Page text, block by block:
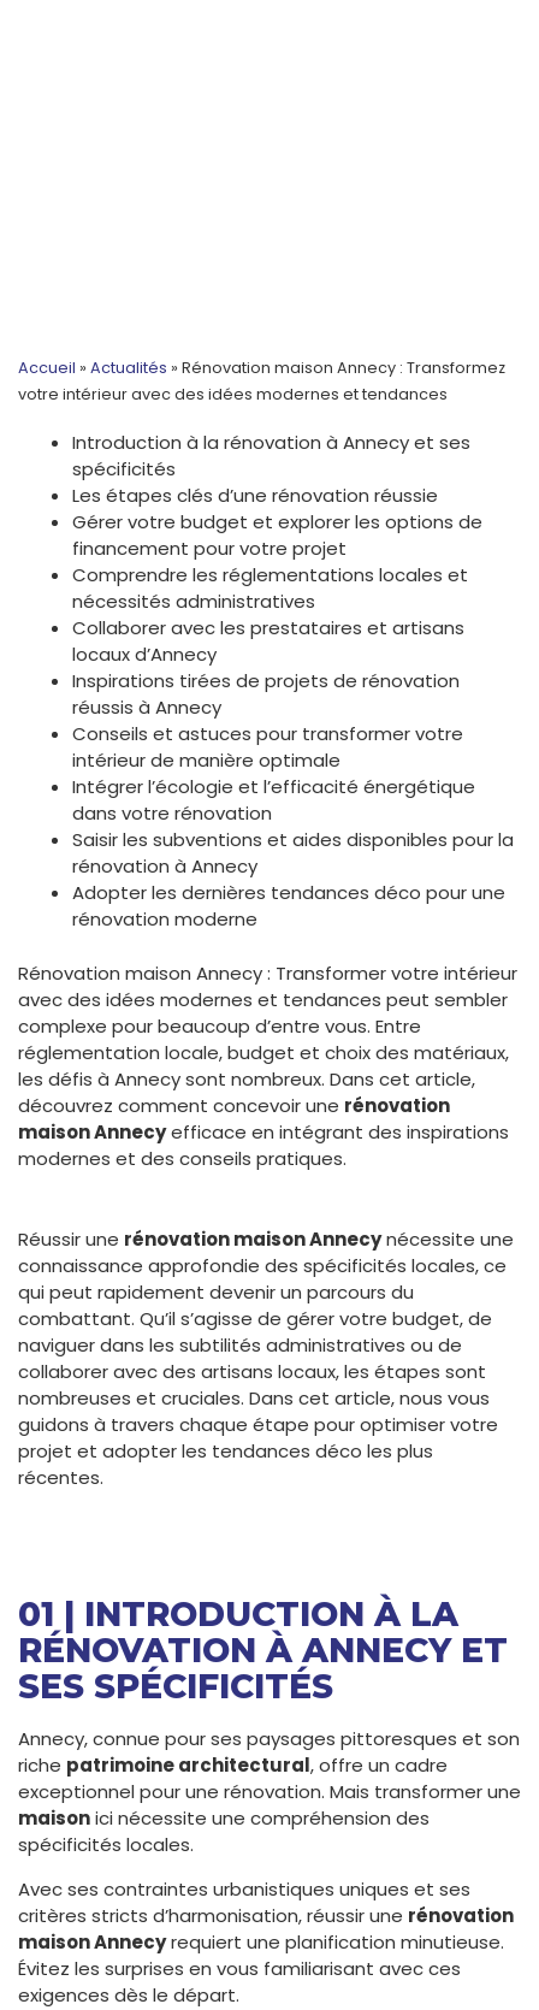
Accueil » Actualités » Rénovation maison Annecy : Transformez
votre intérieur avec des idées modernes et tendances
Introduction à la rénovation à Annecy et ses
spécificités
Les étapes clés d’une rénovation réussie
Gérer votre budget et explorer les options de
financement pour votre projet
Comprendre les réglementations locales et
nécessités administratives
Collaborer avec les prestataires et artisans
locaux d’Annecy
Inspirations tirées de projets de rénovation
réussis à Annecy
Conseils et astuces pour transformer votre
intérieur de manière optimale
Intégrer l’écologie et l’efficacité énergétique
dans votre rénovation
Saisir les subventions et aides disponibles pour la
rénovation à Annecy
Adopter les dernières tendances déco pour une
rénovation moderne
Rénovation maison Annecy : Transformer votre intérieur
avec des idées modernes et tendances peut sembler
complexe pour beaucoup d’entre vous. Entre
réglementation locale, budget et choix des matériaux,
les défis à Annecy sont nombreux. Dans cet article,
découvrez comment concevoir une rénovation
maison Annecyefficace en intégrant des inspirations
modernes et des conseils pratiques.
Réussir une rénovation maison Annecynécessite une
connaissance approfondie des spécificités locales, ce
qui peut rapidement devenir un parcours du
combattant. Qu’il s’agisse de gérer votre budget, de
naviguer dans les subtilités administratives ou de
collaborer avec des artisans locaux, les étapes sont
nombreuses et cruciales. Dans cet article, nous vous
guidons à travers chaque étape pour optimiser votre
projet et adopter les tendances déco les plus
récentes.
01 | INTRODUCTION À LA
RÉNOVATION À ANNECY ET
SES SPÉCIFICITÉS
Annecy, connue pour ses paysages pittoresques et son
riche patrimoine architectural, offre un cadre
exceptionnel pour une rénovation. Mais transformer une
maisonici nécessite une compréhension des
spécificités locales.
Avec ses contraintes urbanistiques uniques et ses
critères stricts d’harmonisation, réussir une rénovation
maison Annecyrequiert une planification minutieuse.
Évitez les surprises en vous familiarisant avec ces
exigences dès le départ.